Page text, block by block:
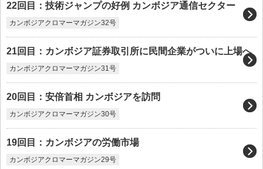
22回目：技術ジャンプの好例 カンボジア通信セクター
カンボジアクロマーマガジン32号
21回目：カンボジア証券取引所に民間企業がついに上場へ
カンボジアクロマーマガジン31号
20回目：安倍首相 カンボジアを訪問
カンボジアクロマーマガジン30号
19回目：カンボジアの労働市場
カンボジアクロマーマガジン29号